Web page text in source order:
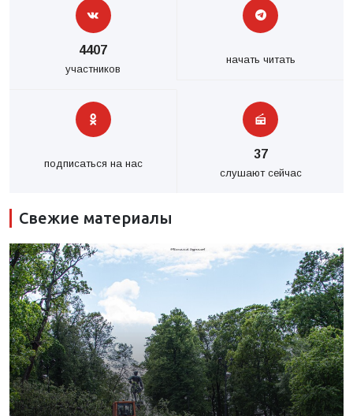
4407
участников
начать читать
подписаться на нас
37
слушают сейчас
Свежие материалы